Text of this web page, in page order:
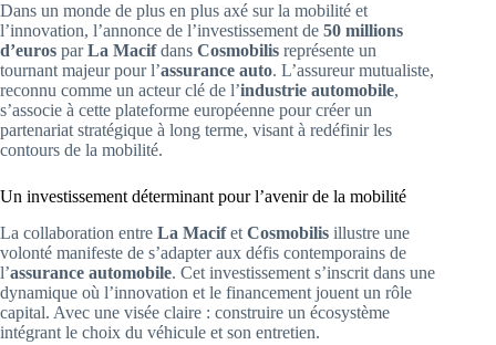
Dans un monde de plus en plus axé sur la mobilité et
l’innovation, l’annonce de l’investissement de 50 millions
d’euros parLa Macifdans Cosmobilis représente un
tournant majeur pour l’assurance auto. L’assureur mutualiste,
reconnu comme un acteur clé de l’industrie automobile,
s’associe à cette plateforme européenne pour créer un
partenariat stratégique à long terme, visant à redéfinir les
contours de la mobilité.
Un investissement déterminant pour l’avenir de la mobilité
La collaboration entre La Macifet Cosmobilis illustre une
volonté manifeste de s’adapter aux défis contemporains de
l’assurance automobile. Cet investissement s’inscrit dans une
dynamique où l’innovation et le financement jouent un rôle
capital. Avec une visée claire : construire un écosystème
intégrant le choix du véhicule et son entretien.